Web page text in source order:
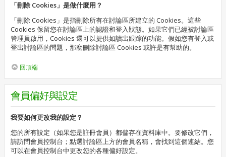
「刪除 Cookies」是做什麼用？
「刪除 Cookies」是指刪除所有在討論區所建立的 Cookies。這些
Cookies 保留您在討論區上的認證和登入狀態。如果它們已經被討論區
管理員啟用，Cookies 還可以提供如讀出跟踪的功能。假如您有登入或
登出討論區的問題，那麼刪除討論區 Cookies 或許是有幫助的。
回頂端
會員偏好與設定
我要如何更改我的設定？
您的所有設定（如果您是註冊會員）都儲存在資料庫中。要修改它們，
請訪問會員控制台；點選討論區上方的會員名稱，會找到這個連結。您
可以在會員控制台中更改您的各種偏好設定。